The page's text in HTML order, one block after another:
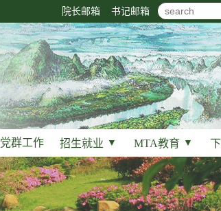
院长邮箱 书记邮箱
党群工作 招生就业 ▼ MTA教育 ▼